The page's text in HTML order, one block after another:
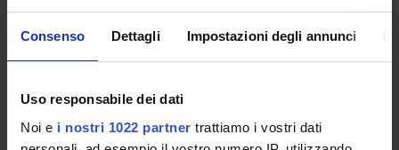
Consenso Dettagli Impostazioni degli annunci
Uso responsabile dei dati
Noi e i nostri 1022 partner trattiamo i vostri dati
and physiology of plant-soil interaction .
COURSES